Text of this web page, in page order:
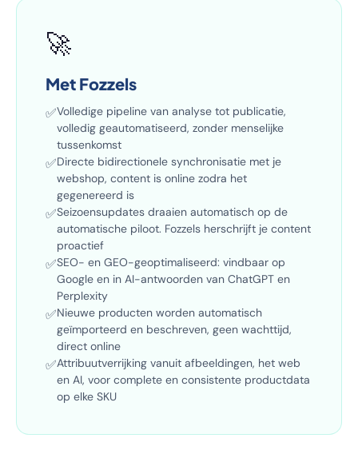
🚀
Met Fozzels
✅Volledige pipeline van analyse tot publicatie,
volledig geautomatiseerd, zonder menselijke
tussenkomst
✅Directe bidirectionele synchronisatie met je
webshop, content is online zodra het
gegenereerd is
✅Seizoensupdates draaien automatisch op de
automatische piloot. Fozzels herschrijft je content
proactief
✅SEO- en GEO-geoptimaliseerd: vindbaar op
Google en in AI-antwoorden van ChatGPT en
Perplexity
✅Nieuwe producten worden automatisch
geïmporteerd en beschreven, geen wachttijd,
direct online
✅Attribuutverrijking vanuit afbeeldingen, het web
en AI, voor complete en consistente productdata
op elke SKU